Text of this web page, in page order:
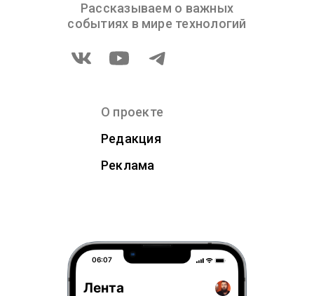
Рассказываем о важных
событиях в мире технологий
О проекте
Редакция
Реклама
06:07
Лента